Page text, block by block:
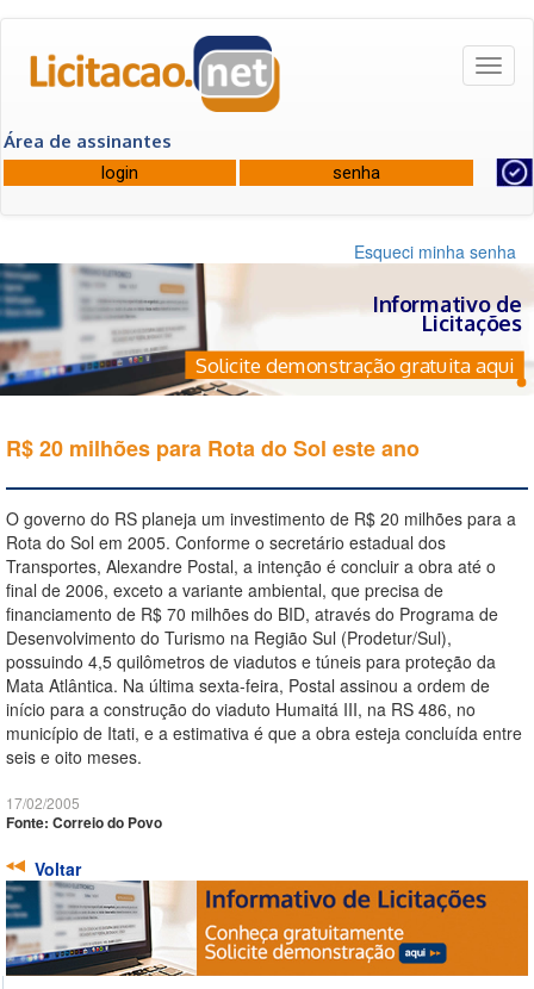
Área de assinantes
Esqueci minha senha
Informativo de
Licitações
Solicite demonstração gratuita aqui
R$ 20 milhões para Rota do Sol este ano
O governo do RS planeja um investimento de R$ 20 milhões para a
Rota do Sol em 2005. Conforme o secretário estadual dos
Transportes, Alexandre Postal, a intenção é concluir a obra até o
final de 2006, exceto a variante ambiental, que precisa de
financiamento de R$ 70 milhões do BID, através do Programa de
Desenvolvimento do Turismo na Região Sul (Prodetur/Sul),
possuindo 4,5 quilômetros de viadutos e túneis para proteção da
Mata Atlântica. Na última sexta-feira, Postal assinou a ordem de
início para a construção do viaduto Humaitá III, na RS 486, no
município de Itati, e a estimativa é que a obra esteja concluída entre
seis e oito meses.
17/02/2005
Fonte: Correio do Povo
Voltar